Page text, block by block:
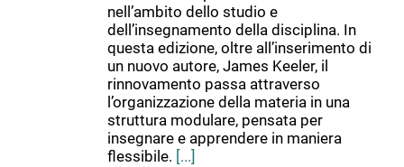
nell’ambito dello studio e
dell’insegnamento della disciplina. In
questa edizione, oltre all’inserimento di
un nuovo autore, James Keeler, il
rinnovamento passa attraverso
l’organizzazione della materia in una
struttura modulare, pensata per
insegnare e apprendere in maniera
flessibile. [...]